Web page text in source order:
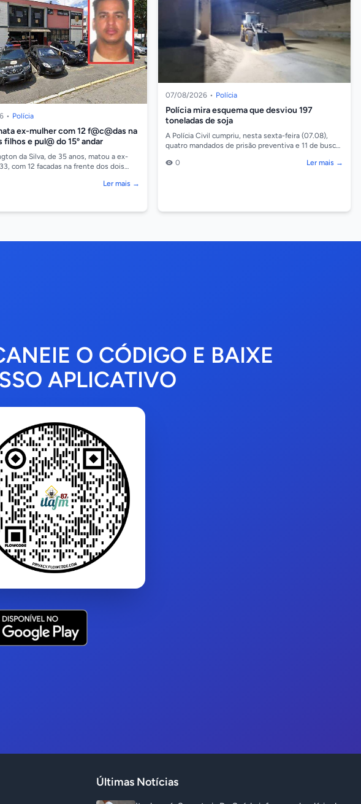
• Polícia
ex-mulher com 12 f@c@das na
e pul@ do 15º andar
da Silva, de 35 anos, matou a ex-
com 12 facadas na frente dos dois
Ler mais →
07/08/2026 • Polícia
Polícia mira esquema que desviou 197
toneladas de soja
A Polícia Civil cumpriu, nesta sexta-feira (07.08),
quatro mandados de prisão preventiva e 11 de busca
0
Ler mais →
O CÓDIGO E BAIXE
APLICATIVO
Últimas Notícias